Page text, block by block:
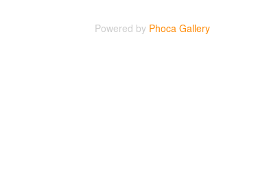
Powered by Phoca Gallery